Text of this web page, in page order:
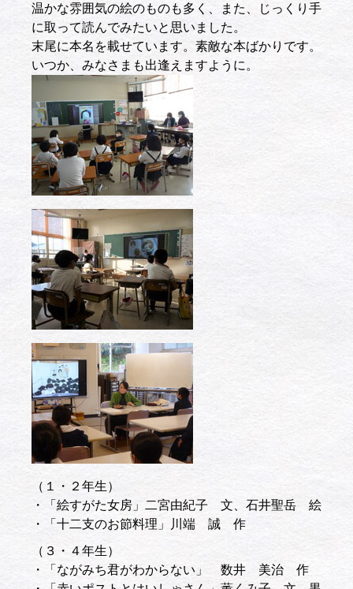
温かな雰囲気の絵のものも多く、また、じっくり手
に取って読んでみたいと思いました。
末尾に本名を載せています。素敵な本ばかりです。
いつか、みなさまも出逢えますように。
（１・２年生）
・「絵すがた女房」二宮由紀子 文、石井聖岳 絵
・「十二支のお節料理」川端 誠 作
（３・４年生）
・「ながみち君がわからない」 数井 美治 作